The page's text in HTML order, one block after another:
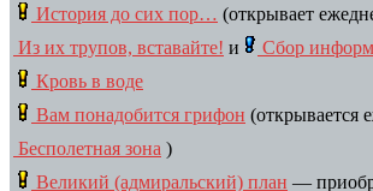
История до сих пор… (открывает
Из их трупов, вставайте! и Сбор
Кровь в воде
Вам понадобится грифон (открывается
Бесполетная зона )
Великий (адмиральский) план —